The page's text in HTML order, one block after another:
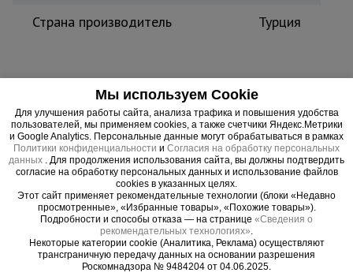
Страна производитель Турция
Трудно переоценить необходимость данного
станка на строительной площадке при
возведении различных сооружений. Ручной ключ
для гибки арматуры Afacan 10A позволяет
облегчить этот рутинный и энергозатратный
процесс. Ручные станки для гибки арматуры,
могут применяться для гибки круглой,
квадратной и полосовой стали.
Мы используем Cookie
Для улучшения работы сайта, анализа трафика и повышения удобства
пользователей, мы применяем cookies, а также счетчики Яндекс.Метрики
и Google Analytics. Персональные данные могут обрабатываться в рамках
Политики конфиденциальности и Согласия на обработку персональных
данных . Для продолжения использования сайта, вы должны подтвердить
согласие на обработку персональных данных и использование файлов
cookies в указанных целях.
Этот сайт применяет рекомендательные технологии (блоки «Недавно
просмотренные», «Избранные товары», «Похожие товары»).
Подробности и способы отказа — на странице «Сведения о
рекомендательных технологиях».
Некоторые категории cookie (Аналитика, Реклама) осуществляют
трансграничную передачу данных на основании разрешения
Роскомнадзора № 9484204 от 04.06.2025.